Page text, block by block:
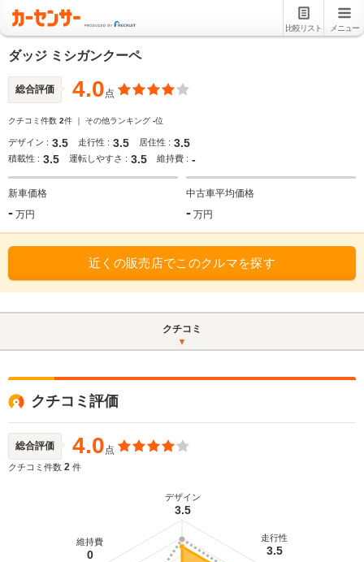
比較リスト メニュー
ダッジ ミシガンクーペ
総合評価 4.0点
クチコミ件数 2件 ｜ その他ランキング -位
デザイン : 3.5 走行性 : 3.5 居住性 : 3.5
積載性 : 3.5 運転しやすさ : 3.5 維持費 : -
新車価格
- 万円
中古車平均価格
- 万円
近くの販売店でこのクルマを探す
クチコミ
クチコミ評価
総合評価 4.0点
クチコミ件数 2 件
デザイン
3.5
走行性
3.5
維持費
0